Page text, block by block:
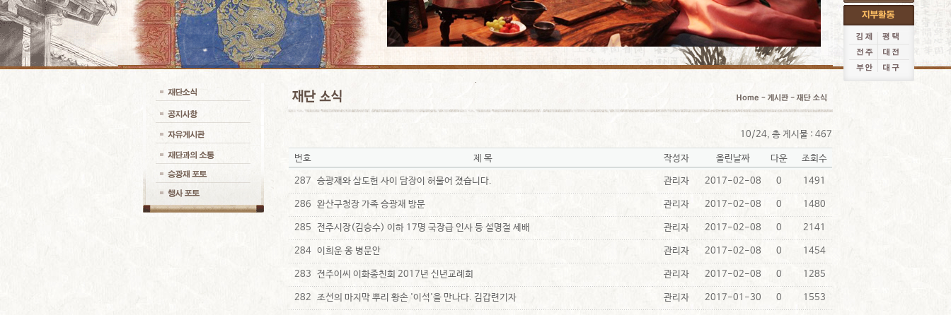
10/24, 총 게시물 : 467
번호 제 목 작성자 올린날짜 다운 조회수
287 승광재와 삼도헌 사이 담장이 허물어 졌습니다. 관리자 2017-02-08 0 1491
286 완산구청장 가족 승광재 방문 관리자 2017-02-08 0 1480
285 전주시장(김승수) 이하 17명 국장급 인사 등 설명절 세배 관리자 2017-02-08 0 2141
284 이희운 옹 병문안 관리자 2017-02-08 0 1454
283 전주이씨 이화종친회 2017년 신년교례회 관리자 2017-02-08 0 1285
282 조선의 마지막 뿌리 황손 '이석'을 만나다. 김갑련기자 관리자 2017-01-30 0 1553